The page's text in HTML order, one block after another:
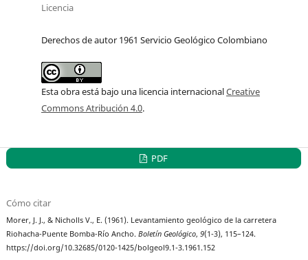
Licencia
Derechos de autor 1961 Servicio Geológico Colombiano
Esta obra está bajo una licencia internacionalCreative
Commons Atribución 4.0.
PDF
Cómo citar
Morer, J. J., & Nicholls V., E. (1961). Levantamiento geológico de la carretera
Riohacha-Puente Bomba-Río Ancho.Boletín Geológico,9(1-3), 115–124.
https://doi.org/10.32685/0120-1425/bolgeol9.1-3.1961.152